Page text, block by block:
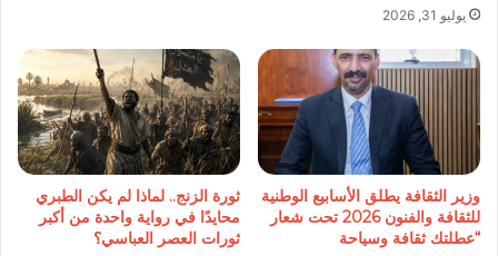
يوليو 31, 2026
وزير الثقافة يطلق الأسابيع الوطنية
للثقافة والفنون 2026 تحت شعار
“عطلتك ثقافة وسياحة
ثورة الزنج.. لماذا لم يكن الطبري
محايدًا في رواية واحدة من أكبر
ثورات العصر العباسي؟